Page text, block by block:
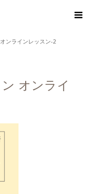
ンラインレッスン-2
オンライ